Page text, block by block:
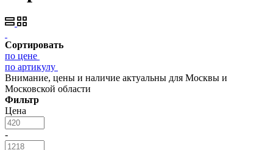
Сортировать
по цене
по артикулу
Внимание, цены и наличие актуальны для Москвы и
Московской области
Фильтр
Цена
-